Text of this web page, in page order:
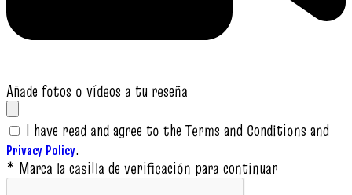
Añade fotos o vídeos a tu reseña
I have read and agree to the Terms and Conditions and
Privacy Policy.
* Marca la casilla de verificación para continuar